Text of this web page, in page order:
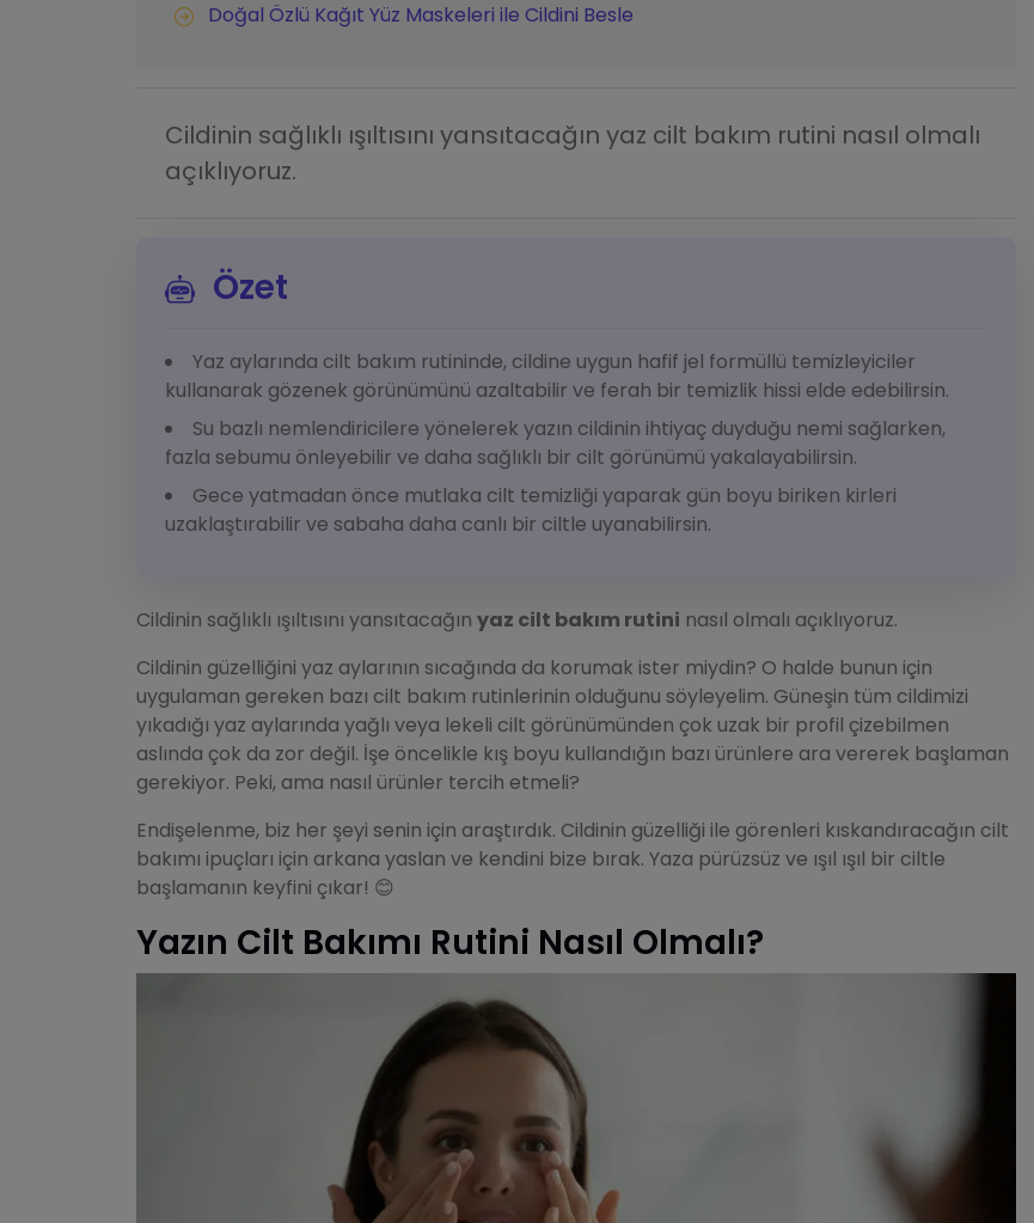
Doğal Özlü Kağıt Yüz Maskeleri ile Cildini Besle
Cildinin sağlıklı ışıltısını yansıtacağın yaz cilt bakım rutini nasıl olmalı
açıklıyoruz.
Özet
Yaz aylarında cilt bakım rutininde, cildine uygun hafif jel formüllü temizleyiciler
kullanarak gözenek görünümünü azaltabilir ve ferah bir temizlik hissi elde edebilirsin.
Su bazlı nemlendiricilere yönelerek yazın cildinin ihtiyaç duyduğu nemi sağlarken,
fazla sebumu önleyebilir ve daha sağlıklı bir cilt görünümü yakalayabilirsin.
Gece yatmadan önce mutlaka cilt temizliği yaparak gün boyu biriken kirleri
uzaklaştırabilir ve sabaha daha canlı bir ciltle uyanabilirsin.
Cildinin sağlıklı ışıltısını yansıtacağın yaz cilt bakım rutini nasıl olmalı açıklıyoruz.
Cildinin güzelliğini yaz aylarının sıcağında da korumak ister miydin? O halde bunun için
uygulaman gereken bazı cilt bakım rutinlerinin olduğunu söyleyelim. Güneşin tüm cildimizi
yıkadığı yaz aylarında yağlı veya lekeli cilt görünümünden çok uzak bir profil çizebilmen
aslında çok da zor değil. İşe öncelikle kış boyu kullandığın bazı ürünlere ara vererek başlaman
gerekiyor. Peki, ama nasıl ürünler tercih etmeli?
Endişelenme, biz her şeyi senin için araştırdık. Cildinin güzelliği ile görenleri kıskandıracağın cilt
bakımı ipuçları için arkana yaslan ve kendini bize bırak. Yaza pürüzsüz ve ışıl ışıl bir ciltle
başlamanın keyfini çıkar! 😊
Yazın Cilt Bakımı Rutini Nasıl Olmalı?